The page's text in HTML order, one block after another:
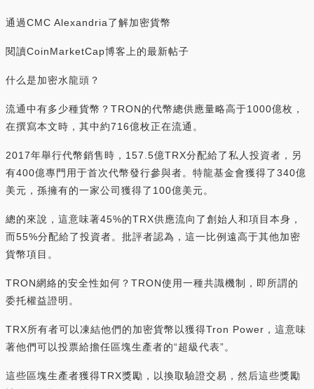
通過CMC Alexandria了解加密貨幣
閱讀CoinMarketCap博客上的最新帖子
什么是加密水龍頭？
流通中有多少種貨幣？TRON的代幣總供應量略高于1000億枚，
在撰寫本文時，其中約716億枚正在流通。
2017年舉行代幣銷售時，157.5億TRX分配給了私人投資者，另
有400億專門用于首次代幣發行參與者。特龍基金會獲得了340億
美元，孫擁有的一家公司獲得了100億美元。
總的來說，這意味著45%的TRX供應流向了創始人和項目本身，
而55%分配給了投資者。批評者認為，這一比例遠高于其他加密
貨幣項目。
TRON網絡的安全性如何？TRON使用一種共識機制，即所謂的
委托權益證明。
TRX所有者可以凍結他們的加密貨幣以獲得Tron Power，這意味
著他們可以投票給擔任區塊生產者的“超級代表”。
這些區塊生產者獲得TRX獎勵，以換取驗證交易，然后這些獎勵